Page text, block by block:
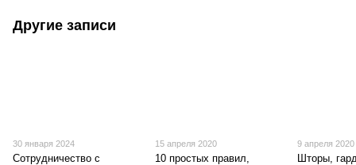
Другие записи
30 января 2024
Сотрудничество с
15 апреля 2020
10 простых правил,
9 апреля 2020
Шторы,